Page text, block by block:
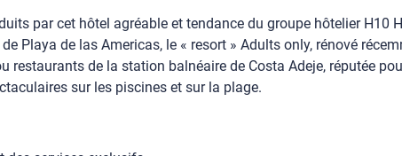
par cet hôtel agréable et tendance du groupe hôtelier H10
Playa de las Americas, le « resort » Adults only, rénové
de la station balnéaire de Costa Adeje, réputée
sur les piscines et sur la plage.